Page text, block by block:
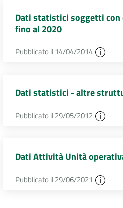
Dati statistici soggetti con
fino al 2020
Pubblicato il 14/04/2014
Dati statistici - altre
Pubblicato il 29/05/2012
Dati Attività Unità
Pubblicato il 29/06/2021